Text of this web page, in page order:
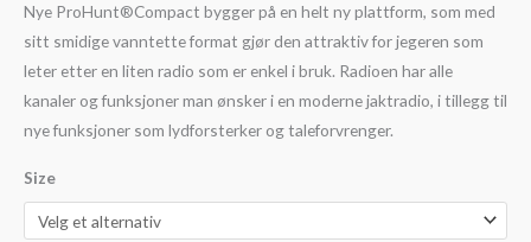
Nye ProHunt®Compact bygger på en helt ny plattform, som med
sitt smidige vanntette format gjør den attraktiv for jegeren som
leter etter en liten radio som er enkel i bruk. Radioen har alle
kanaler og funksjoner man ønsker i en moderne jaktradio, i tillegg til
nye funksjoner som lydforsterker og taleforvrenger.
Size